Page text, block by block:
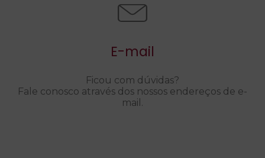
E-mail
Ficou com dúvidas?
Fale conosco através dos nossos endereços de e-
mail.